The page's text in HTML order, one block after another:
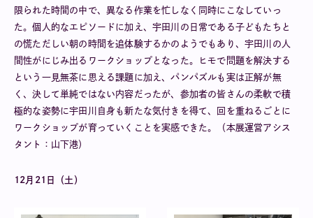
限られた時間の中で、異なる作業を忙しなく同時にこなしていっ
た。個人的なエピソードに加え、宇田川の日常である子どもたちと
の慌ただしい朝の時間を追体験するかのようでもあり、宇田川の人
間性がにじみ出るワークショップとなった。ヒモで問題を解決する
という一見無茶に思える課題に加え、パンパズルも実は正解が無
く、決して単純ではない内容だったが、参加者の皆さんの柔軟で積
極的な姿勢に宇田川自身も新たな気付きを得て、回を重ねるごとに
ワークショップが育っていくことを実感できた。（本展運営アシス
タント：山下港）
12月21日（土）